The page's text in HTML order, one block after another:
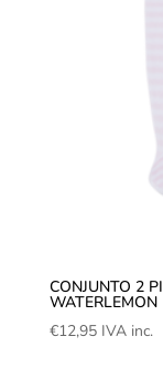
CONJUNTO 2
WATERLEMON
€12,95 IVA inc.